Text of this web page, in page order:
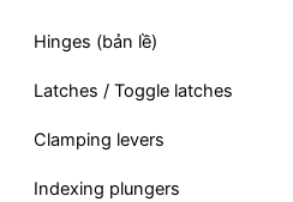
Hinges (bản lề)
Latches / Toggle latches
Clamping levers
Indexing plungers